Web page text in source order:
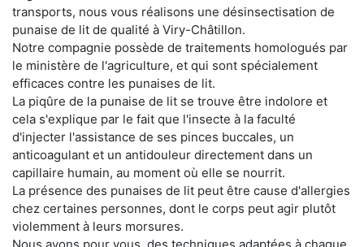
transports, nous vous réalisons une désinsectisation de
punaise de lit de qualité à Viry-Châtillon.
Notre compagnie possède de traitements homologués par
le ministère de l'agriculture, et qui sont spécialement
efficaces contre les punaises de lit.
La piqûre de la punaise de lit se trouve être indolore et
cela s'explique par le fait que l'insecte à la faculté
d'injecter l'assistance de ses pinces buccales, un
anticoagulant et un antidouleur directement dans un
capillaire humain, au moment où elle se nourrit.
La présence des punaises de lit peut être cause d'allergies
chez certaines personnes, dont le corps peut agir plutôt
violemment à leurs morsures.